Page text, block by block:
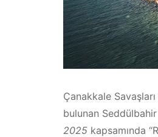
Çanakkale
bulunan
2025 kapsamında